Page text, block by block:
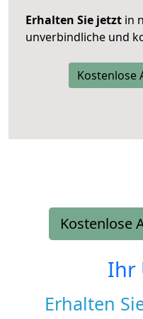
Erhalten Sie jetzt in
unverbindliche und
Kostenlose
Kostenlose
Ihr
Erhalten